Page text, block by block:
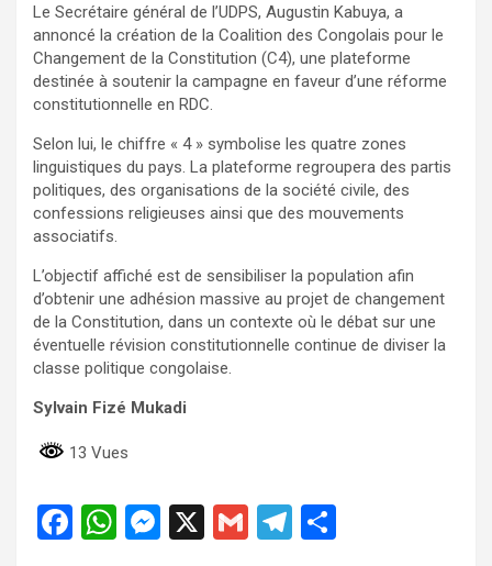
Le Secrétaire général de l’UDPS, Augustin Kabuya, a
annoncé la création de la Coalition des Congolais pour le
Changement de la Constitution (C4), une plateforme
destinée à soutenir la campagne en faveur d’une réforme
constitutionnelle en RDC.
Selon lui, le chiffre « 4 » symbolise les quatre zones
linguistiques du pays. La plateforme regroupera des partis
politiques, des organisations de la société civile, des
confessions religieuses ainsi que des mouvements
associatifs.
L’objectif affiché est de sensibiliser la population afin
d’obtenir une adhésion massive au projet de changement
de la Constitution, dans un contexte où le débat sur une
éventuelle révision constitutionnelle continue de diviser la
classe politique congolaise.
Sylvain Fizé Mukadi
13 Vues
F
W M X
G
T